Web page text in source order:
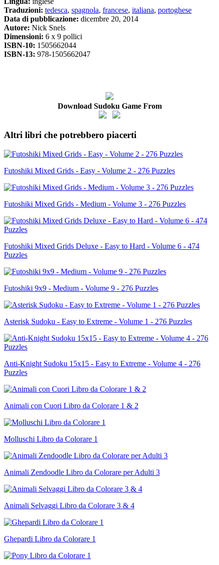
Traduzioni: tedesca, spagnola, francese, italiana, portoghese
Data di pubblicazione: dicembre 20, 2014
Autore: Nick Snels
Dimensioni: 6 x 9 pollici
ISBN-10: 1505662044
ISBN-13: 978-1505662047
Download Sudoku Game From
Altri libri che potrebbero piacerti
Futoshiki Mixed Grids - Easy - Volume 2 - 276 Puzzles
Futoshiki Mixed Grids - Medium - Volume 3 - 276 Puzzles
Futoshiki Mixed Grids Deluxe - Easy to Hard - Volume 6 - 474
Puzzles
Futoshiki 9x9 - Medium - Volume 9 - 276 Puzzles
Asterisk Sudoku - Easy to Extreme - Volume 1 - 276 Puzzles
Anti-Knight Sudoku 15x15 - Easy to Extreme - Volume 4 - 276
Puzzles
Animali con Cuori Libro da Colorare 1 & 2
Molluschi Libro da Colorare 1
Animali Zendoodle Libro da Colorare per Adulti 3
Animali Selvaggi Libro da Colorare 3 & 4
Ghepardi Libro da Colorare 1